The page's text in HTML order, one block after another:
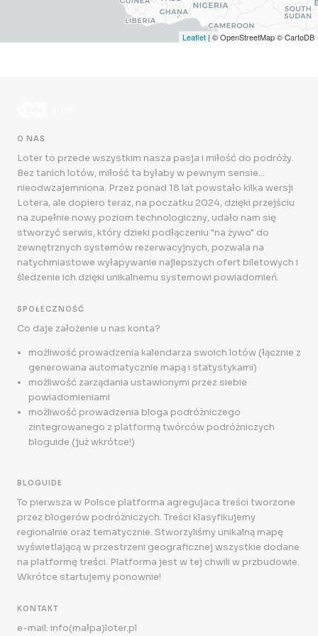
Leaflet | © OpenStreetMap © CartoDB
O NAS
Loter to przede wszystkim nasza pasja i miłość do podróży.
Bez tanich lotów, miłość ta byłaby w pewnym sensie...
nieodwzajemniona. Przez ponad 18 lat powstało kilka wersji
Lotera, ale dopiero teraz, na poczatku 2024, dzięki przejściu
na zupełnie nowy poziom technologiczny, udało nam się
stworzyć serwis, który dzieki podłączeniu "na żywo" do
zewnętrznych systemów rezerwacyjnych, pozwala na
natychmiastowe wyłapywanie najlepszych ofert biletowych i
śledzenie ich dzięki unikalnemu systemowi powiadomień.
SPOŁECZNOŚĆ
Co daje założenie u nas konta?
możliwość prowadzenia kalendarza swoich lotów (łącznie z
generowana automatycznie mapą i statystykami)
możliwość zarządania ustawionymi przez siebie
powiadomieniami
możliwość prowadzenia bloga podróżniczego
zintegrowanego z platformą twórców podróżniczych
bloguide (już wkrótce!)
BLOGUIDE
To pierwsza w Polsce platforma agregujaca treści tworzone
przez blogerów podróżniczych. Treści klasyfikujemy
regionalnie oraz tematycznie. Stworzyliśmy unikalną mapę
wyświetlającą w przestrzeni geograficznej wszystkie dodane
na platformę treści. Platforma jest w tej chwili w przbudowie.
Wkrótce startujemy ponownie!
KONTAKT
e-mail: info(małpa)loter.pl